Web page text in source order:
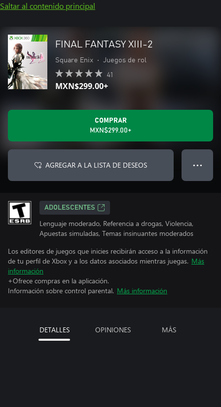
Saltar al contenido principal
FINAL FANTASY XIII-2
Square Enix • Juegos de rol
41
MXN$299.00+
COMPRAR
MXN$299.00+
AGREGAR A LA LISTA DE DESEOS ● ● ●
ADOLESCENTES
Lenguaje moderado, Referencia a drogas, Violencia,
Apuestas simuladas, Temas insinuantes moderados
Los editores de juegos que inicies recibirán acceso a la información
de tu perfil de Xbox y a los datos asociados mientras juegas. Más
información
+Ofrece compras en la aplicación.
Información sobre control parental. Más información
DETALLES OPINIONES MÁS